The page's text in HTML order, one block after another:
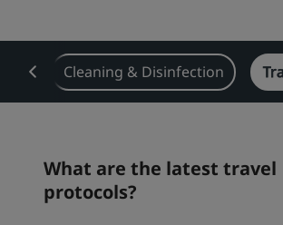
Cleaning & Disinfection
What are the latest travel
protocols?